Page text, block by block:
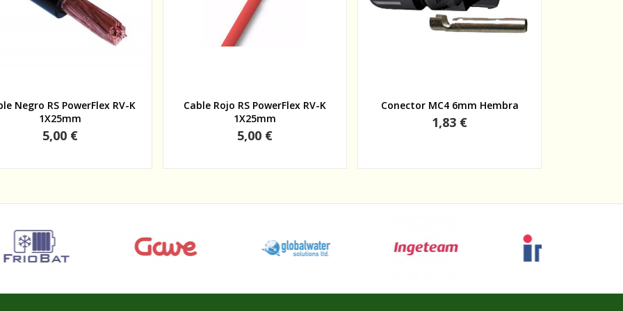
Vista rápida
Negro RS PowerFlex RV-K
1X25mm
Precio
5,00 €
Vista rápida
Cable Rojo RS PowerFlex RV-K
1X25mm
Precio
5,00 €
Vista rápida
Conector MC4 6mm Hembra
Precio
1,83 €